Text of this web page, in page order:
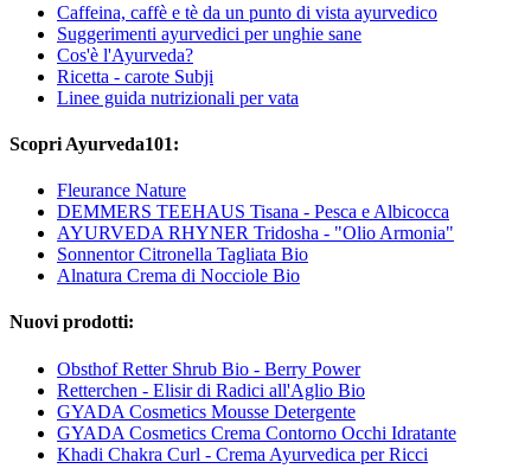
Caffeina, caffè e tè da un punto di vista ayurvedico
Suggerimenti ayurvedici per unghie sane
Cos'è l'Ayurveda?
Ricetta - carote Subji
Linee guida nutrizionali per vata
Scopri Ayurveda101:
Fleurance Nature
DEMMERS TEEHAUS Tisana - Pesca e Albicocca
AYURVEDA RHYNER Tridosha - "Olio Armonia"
Sonnentor Citronella Tagliata Bio
Alnatura Crema di Nocciole Bio
Nuovi prodotti:
Obsthof Retter Shrub Bio - Berry Power
Retterchen - Elisir di Radici all'Aglio Bio
GYADA Cosmetics Mousse Detergente
GYADA Cosmetics Crema Contorno Occhi Idratante
Khadi Chakra Curl - Crema Ayurvedica per Ricci